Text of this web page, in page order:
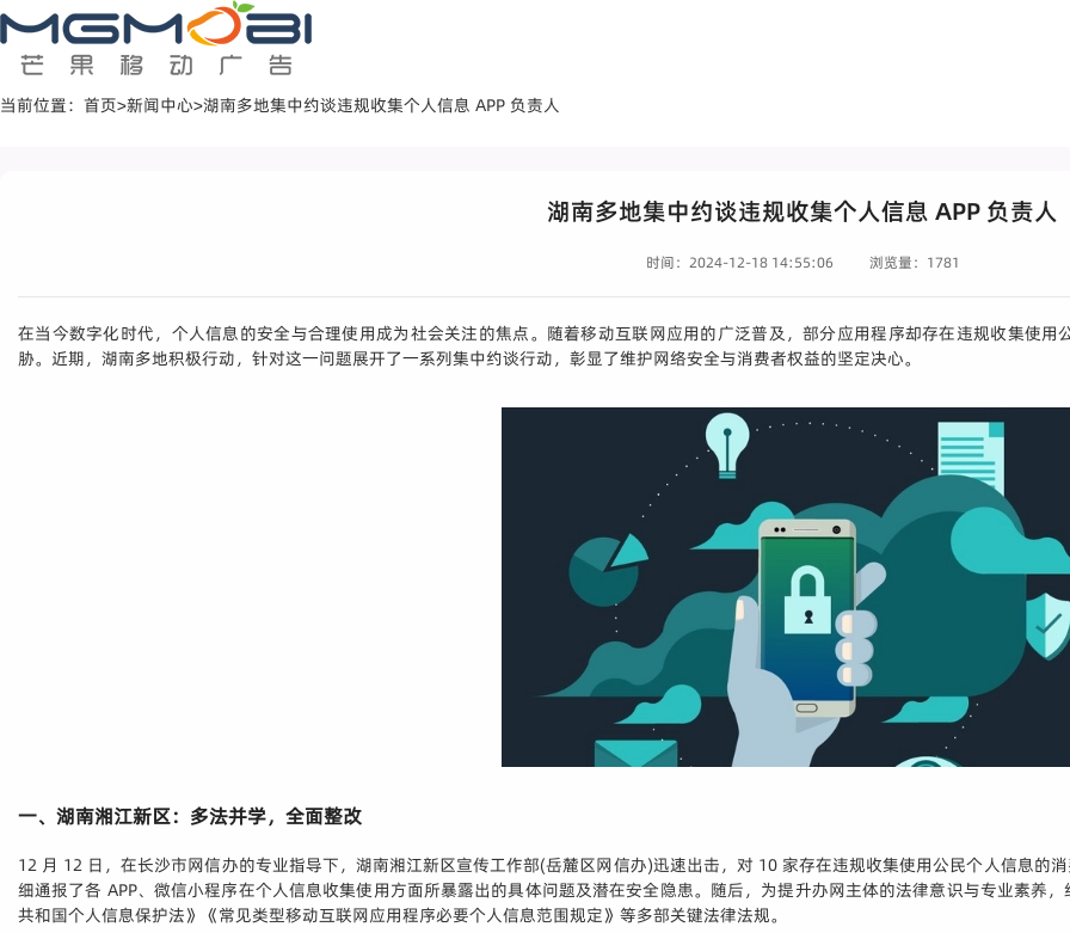
当前位置： 首页>新闻中心>湖南多地集中约谈违规收集个人信息 APP 负责人
湖南多地集中约谈违规收集个人信息 APP 负责人
时间：2024-12-18 14:55:06 浏览量：1781
在当今数字化时代，个人信息的安全与合理使用成为社会关注的焦点。随着移动互联网应用的广泛普及，部分应用程序却存在违规收集使
胁。近期，湖南多地积极行动，针对这一问题展开了一系列集中约谈行动，彰显了维护网络安全与消费者权益的坚定决心。
一、湖南湘江新区：多法并学，全面整改
12 月 12 日，在长沙市网信办的专业指导下，湖南湘江新区宣传工作部(岳麓区网信办)迅速出击，对 10 家存在违规收集使用公民个人信息的
细通报了各 APP、微信小程序在个人信息收集使用方面所暴露出的具体问题及潜在安全隐患。随后，为提升办网主体的法律意识与专业素养
共和国个人信息保护法》《常见类型移动互联网应用程序必要个人信息范围规定》等多部关键法律法规。